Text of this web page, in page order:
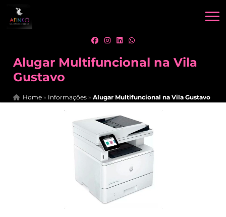
Alugar Multifuncional na Vila
Gustavo
Home » Informações »Alugar Multifuncional na Vila Gustavo